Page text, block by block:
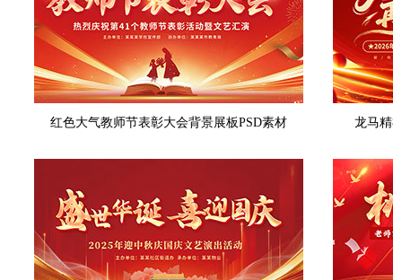
红色大气教师节表彰大会背景展板PSD素材 龙马